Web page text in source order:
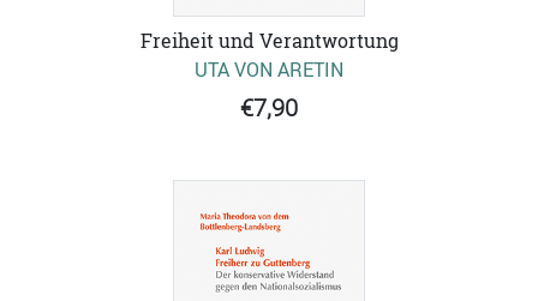
Freiheit und Verantwortung
UTA VON ARETIN
€7,90